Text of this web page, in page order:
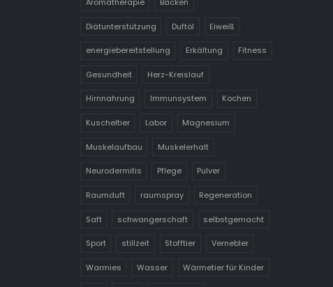
Diätunterstützung Duftöl Eiweiß
energiebereitstellung Erkältung Fitness
Gesundheit Herz-Kreislauf
Hirnnahrung Immunsystem Kochen
Kuscheltier Labor Magnesium
Muskelaufbau Muskelerhalt
Neurodermitis Pflege Pulver
Raumduft raumspray Regeneration
Saft schwangerschaft selbstgemacht
Sport stillzeit Stofftier Vernebler
Warmies Wasser Wärmetier für Kinder